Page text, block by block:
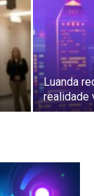
Luanda
realidade